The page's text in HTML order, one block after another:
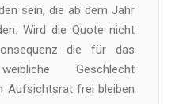
sein, die ab dem Jahr
Wird die Quote nicht
die für das
Geschlecht
Aufsichtsrat frei bleiben